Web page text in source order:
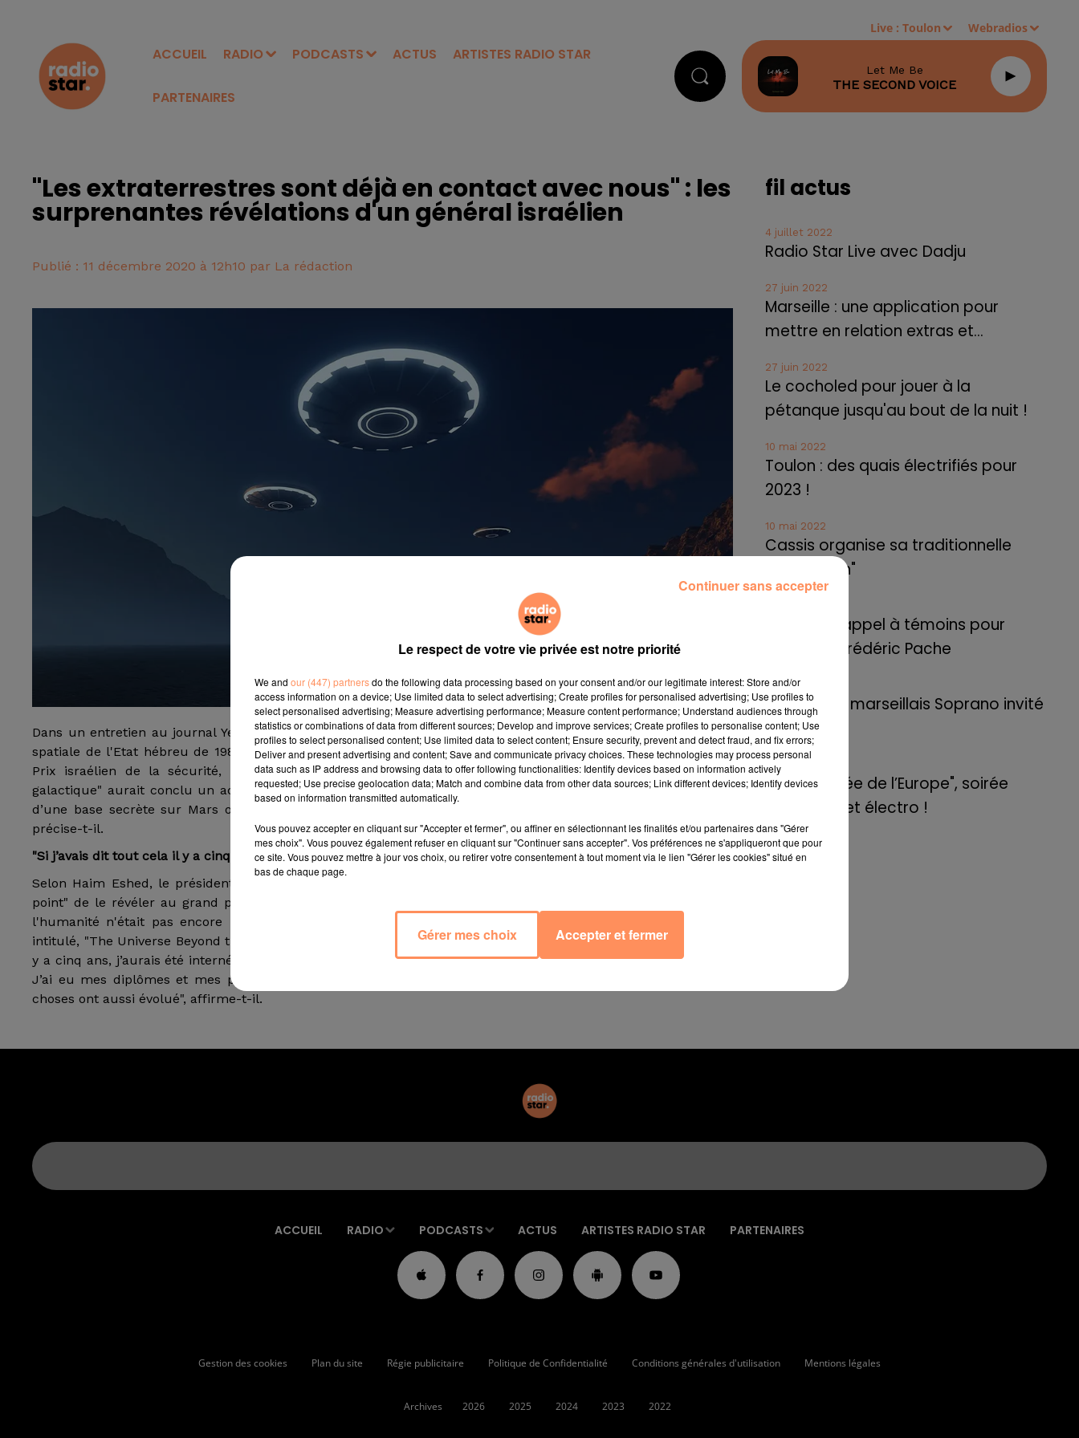
ACCUEIL RADIO PODCASTS ACTUS ARTISTES RADIO STAR
PARTENAIRES
Live :Toulon Webradios
Let Me Be
THE SECOND VOICE
"Les extraterrestres sont déjà en contact avec nous" : les
surprenantes révélations d'un général israélien
Publié : 11 décembre 2020 à 12h10 par La rédaction
Dans un entretien au journal Yediot Aharonot, le général Haim Eshed, responsable du programme de sécurité
spatiale de l'Etat hébreu de 1981 à 2010, a fait des révélations surprenantes. L'homme, qui reçu à trois fois le
Prix israélien de la sécurité, comme le rappelle le Jerusalem Post, affirme en effet qu'une "fédération
galactique" aurait conclu un accord avec Israël et les Etats-Unis. "Cette coopération se traduit par l’existence
d’une base secrète sur Mars où des Américains et des représentants extraterrestres travaillent de concert",
précise-t-il.
"Si j’avais dit tout cela il y a cinq ans, j’aurais été interné"
Selon Haim Eshed, le président américain Donald Trump est au courant de cette association et "était sur le
point" de le révéler au grand public. Cependant, la "fédération galactique" l'en aurait dissuadé, estimant que
l'humanité n'était pas encore prête. Haim Eshed développe ses thèses dans un livre qu'il vient de publier,
intitulé, "The Universe Beyond the Horizon – conversations with Professor Haim Eshed". "Si j’avais dit tout cela il
y a cinq ans, j’aurais été interné. Aujourd’hui, ces questions sont traitées différemment. Et je n’ai rien à perdre.
J’ai eu mes diplômes et mes prix. Je suis respecté dans les milieux universitaires, ici et à l’étranger où les
choses ont aussi évolué", affirme-t-il.
fil actus
4 juillet 2022
Radio Star Live avec Dadju
27 juin 2022
Marseille : une application pour
mettre en relation extras et...
27 juin 2022
Le cocholed pour jouer à la
pétanque jusqu'au bout de la nuit !
10 mai 2022
Toulon : des quais électrifiés pour
2023 !
10 mai 2022
Cassis organise sa traditionnelle
"Fête du vin"
Marseille : appel à témoins pour
retrouver Frédéric Pache
8 mai 2022
Le rappeur marseillais Soprano invité
de E=M6
8 mai 2022
Aix : "Journée de l’Europe", soirée
danse et set électro !
ACCUEIL RADIO PODCASTS ACTUS ARTISTES RADIO STAR PARTENAIRES
Gestion des cookies Plan du site Régie publicitaire Politique de Confidentialité Conditions générales d'utilisation Mentions légales
Archives 2026 2025 2024 2023 2022
Le respect de votre vie privée est notre priorité
We and our (447) partnersdo the following data processing based on your consent and/or our legitimate interest: Store and/or
access information on a device; Use limited data to select advertising; Create profiles for personalised advertising; Use profiles to
select personalised advertising; Measure advertising performance; Measure content performance; Understand audiences through
statistics or combinations of data from different sources; Develop and improve services; Create profiles to personalise content; Use
profiles to select personalised content; Use limited data to select content; Ensure security, prevent and detect fraud, and fix errors;
Deliver and present advertising and content; Save and communicate privacy choices. These technologies may process personal
data such as IP address and browsing data to offer following functionalities: Identify devices based on information actively
requested; Use precise geolocation data; Match and combine data from other data sources; Link different devices; Identify devices
based on information transmitted automatically.
Vous pouvez accepter en cliquant sur "Accepter et fermer", ou affiner en sélectionnant les finalités et/ou partenaires dans "Gérer
mes choix". Vous pouvez également refuser en cliquant sur "Continuer sans accepter". Vos préférences ne s'appliqueront que pour
ce site. Vous pouvez mettre à jour vos choix, ou retirer votre consentement à tout moment via le lien "Gérer les cookies" situé en
bas de chaque page.
Gérer mes choix Accepter et fermer
Continuer sans accepter